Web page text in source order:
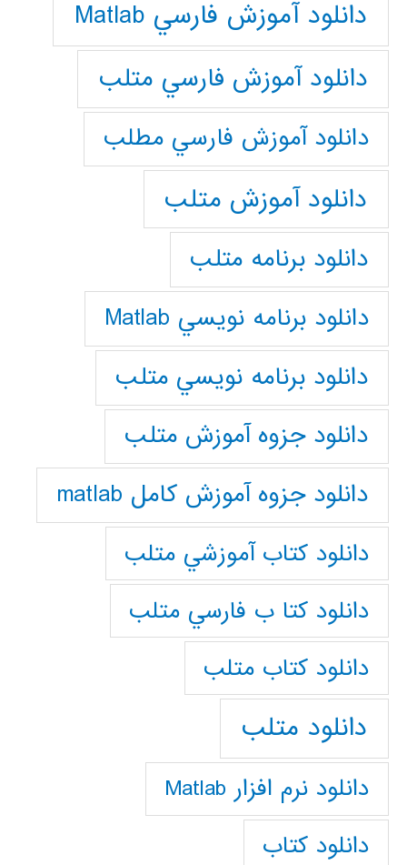
دانلود آموزش فارسي Matlab
دانلود آموزش فارسي متلب
دانلود آموزش فارسي مطلب
دانلود آموزش متلب
دانلود برنامه متلب
دانلود برنامه نويسي Matlab
دانلود برنامه نويسي متلب
دانلود جزوه آموزش متلب
دانلود جزوه آموزش کامل matlab
دانلود كتاب آموزشي متلب
دانلود كتا ب فارسي متلب
دانلود كتاب متلب
دانلود متلب
دانلود نرم افزار Matlab
دانلود کتاب